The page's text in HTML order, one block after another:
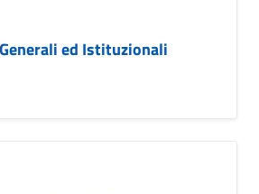
ed Istituzionali